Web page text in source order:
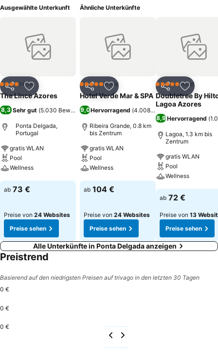
Außenpool sowie das Fitnesscenter an. Für Kinder steht ein
steht ein Frühstück vom Buffet bereit. Im hauseigenen Restaurant
werden typische Gerichte der Azoren serviert. Die hauseigene Bar
lädt zum Entspannen bei einem Billardspiel oder Drink ein. Das
viertelstündigen Spaziergang erreichen. Zum urbanen botanischen
Garten Jardim António Borges sind es nur fünf Autominuten. Der
Markt Mercado da Graça liegt ebenfalls einen viertelstündigen
Fußweg entfernt.
Ausgewählte Unterkunft
Teilen Zu Favoriten hinzufügen
4 SterneHotel
The Lince Azores
8,3 Sehr gut (5.030 Bewertungen)
Ponta Delgada,
Portugal
gratis WLAN
Pool
Wellness
Preise sehen
ab 73 €
Preise von 24 Websites
Preise sehen
Ähnliche Unterkünfte
Teilen Zu Favoriten hinzufügen
5 Sterne Hotel
Hotel Verde Mar & SPA
9,0Hervorragend (4.008 Bewertungen
Ribeira Grande, 0.8 km
bis Zentrum
gratis WLAN
Pool
Wellness
Preise sehen
ab 104 €
Preise von 24 Websites
Preise sehen
Teilen Zu
5 Sterne Hotel
Doubletree By
Lagoa Azores
8,9Hervorragend (
Lagoa, 1.3 km bis
Zentrum
gratis WLAN
Pool
Wellness
Preise sehen
ab 72 €
Preise von 13
Preise sehen
Alle Unterkünfte in Ponta Delgada anzeigen
Preistrend
Basierend auf den niedrigsten Preisen auf trivago in den letzten 30 Tagen
0 €
0 €
0 €